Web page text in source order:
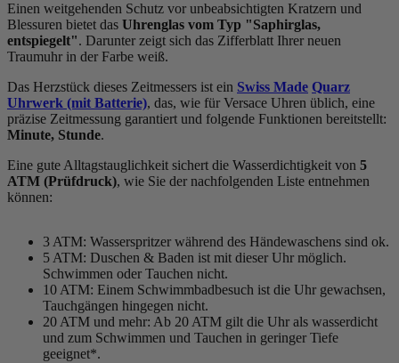
Einen weitgehenden Schutz vor unbeabsichtigten Kratzern und
Blessuren bietet das Uhrenglas vom Typ "Saphirglas,
entspiegelt". Darunter zeigt sich das Zifferblatt Ihrer neuen
Traumuhr in der Farbe weiß.
Das Herzstück dieses Zeitmessers ist ein Swiss Made Quarz
Uhrwerk (mit Batterie), das, wie für Versace Uhren üblich, eine
präzise Zeitmessung garantiert und folgende Funktionen bereitstellt:
Minute, Stunde.
Eine gute Alltagstauglichkeit sichert die Wasserdichtigkeit von 5
ATM (Prüfdruck), wie Sie der nachfolgenden Liste entnehmen
können:
3 ATM: Wasserspritzer während des Händewaschens sind ok.
5 ATM: Duschen & Baden ist mit dieser Uhr möglich.
Schwimmen oder Tauchen nicht.
10 ATM: Einem Schwimmbadbesuch ist die Uhr gewachsen,
Tauchgängen hingegen nicht.
20 ATM und mehr: Ab 20 ATM gilt die Uhr als wasserdicht
und zum Schwimmen und Tauchen in geringer Tiefe
geeignet*.